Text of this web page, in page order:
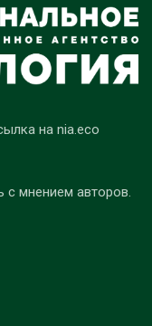
на nia.eco
мнением авторов.